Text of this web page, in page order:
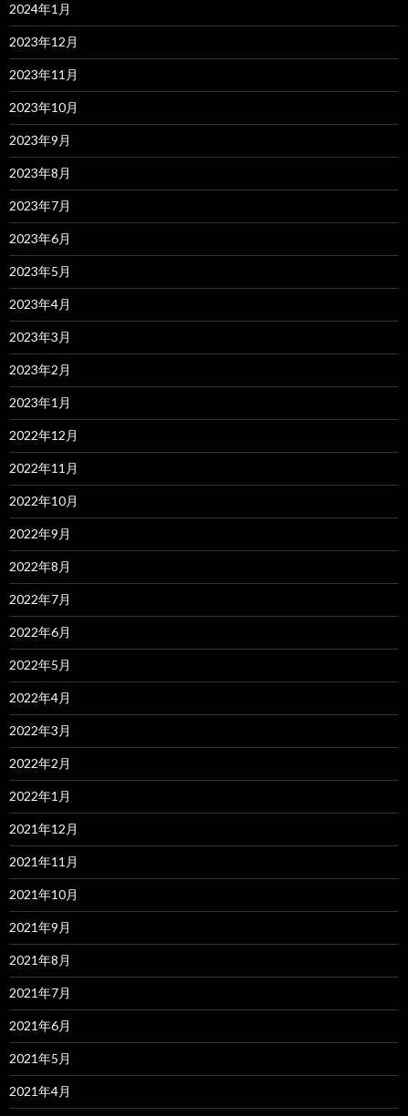
2024年1月
2023年12月
2023年11月
2023年10月
2023年9月
2023年8月
2023年7月
2023年6月
2023年5月
2023年4月
2023年3月
2023年2月
2023年1月
2022年12月
2022年11月
2022年10月
2022年9月
2022年8月
2022年7月
2022年6月
2022年5月
2022年4月
2022年3月
2022年2月
2022年1月
2021年12月
2021年11月
2021年10月
2021年9月
2021年8月
2021年7月
2021年6月
2021年5月
2021年4月